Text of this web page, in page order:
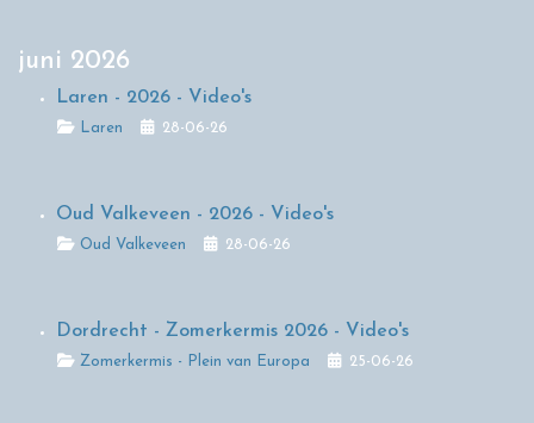
juni 2026
Laren - 2026 - Video's
Details
Laren 28-06-26
Oud Valkeveen - 2026 - Video's
DetailsOud Valkeveen 28-06-26
Dordrecht - Zomerkermis 2026 - Video's
Details
Zomerkermis - Plein van Europa 25-06-26